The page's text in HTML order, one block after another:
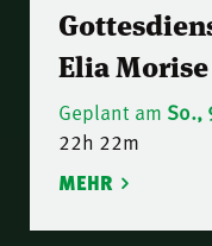
Elia Morise
Geplant am So.,
22h 22m
MEHR